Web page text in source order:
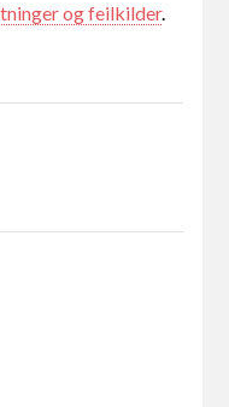
og feilkilder.